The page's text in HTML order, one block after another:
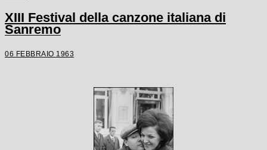
XIII Festival della canzone italiana di
Sanremo
06 FEBBRAIO 1963